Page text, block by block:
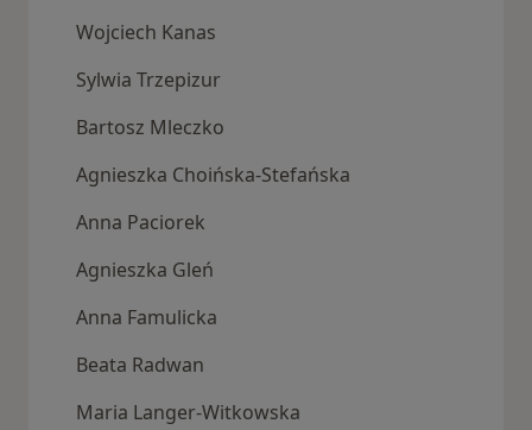
Wojciech Kanas
Sylwia Trzepizur
Bartosz Mleczko
Agnieszka Choińska-Stefańska
Anna Paciorek
Agnieszka Gleń
Anna Famulicka
Beata Radwan
Maria Langer-Witkowska